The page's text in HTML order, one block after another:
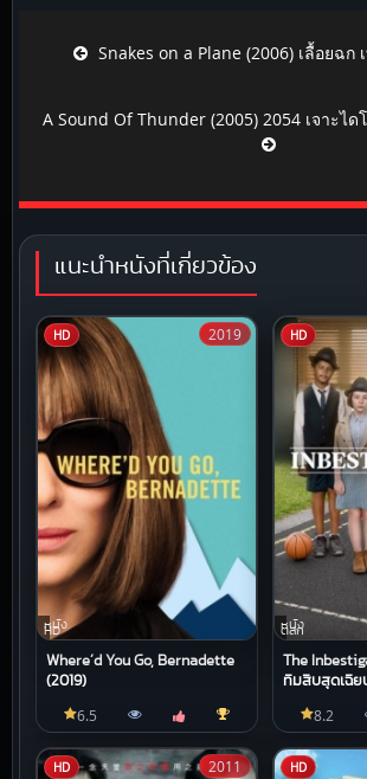
Post navigationSnakes on a Plane (2006) เลื้อยฉก
A Sound Of Thunder (2005) 2054 เจาะไ
แนะนำหนังที่เกี่ยวข้อง
HD
หนัง
HD
Where’d You Go, Bernadette
(2019)
2019
6.5
HD
หนัง
ตลก
The
ทีมสืบสุดเฉีย
8.2
HD 2011 HD